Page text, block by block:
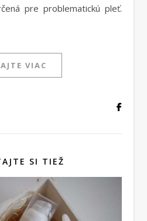
pre problematickú pleť.
VIAC
SI TIEŽ